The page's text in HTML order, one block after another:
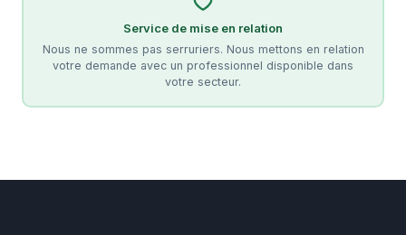
Service de mise en relation
Nous ne sommes pas serruriers. Nous mettons en relation
votre demande avec un professionnel disponible dans
votre secteur.